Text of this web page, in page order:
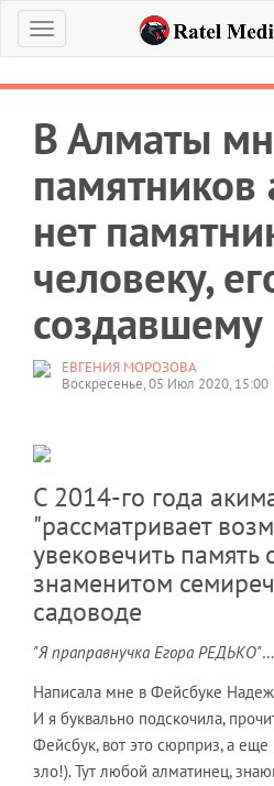
Меню
В Алматы
памятников
нет
человеку,
создавшему
ЕВГЕНИЯ МОРОЗОВА
Воскресенье, 05 Июл 2020, 15:00
С 2014-го года
"рассматривает
увековечить память
знаменитом
садоводе
"Я праправнучка Егора РЕДЬКО"…
Написала мне в Фейсбуке
И я буквально подскочила,
Фейсбук, вот это сюрприз, а еще
зло!). Тут любой алматинец,